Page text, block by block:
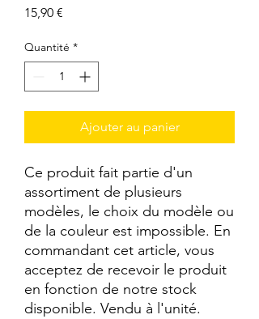
15,90 €
Quantité *
Ajouter au panier
Ce produit fait partie d'un
assortiment de plusieurs
modèles, le choix du modèle ou
de la couleur est impossible. En
commandant cet article, vous
acceptez de recevoir le produit
en fonction de notre stock
disponible. Vendu à l'unité.